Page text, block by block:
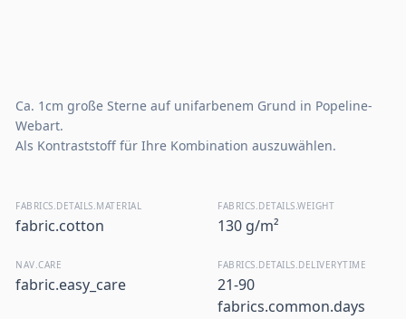
Ca. 1cm große Sterne auf unifarbenem Grund in Popeline-
Webart.
Als Kontraststoff für Ihre Kombination auszuwählen.
FABRICS.DETAILS.MATERIAL
fabric.cotton
FABRICS.DETAILS.WEIGHT
130 g/m²
NAV.CARE
fabric.easy_care
FABRICS.DETAILS.DELIVERYTIME
21-90
fabrics.common.days